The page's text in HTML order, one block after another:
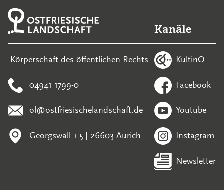
-Körperschaft des öffentlichen Rechts-
04941 1799-0
ol@ostfriesischelandschaft.de
Georgswall 1-5 | 26603 Aurich
Kanäle
KultinO
Facebook
Youtube
Instagram
Newsletter